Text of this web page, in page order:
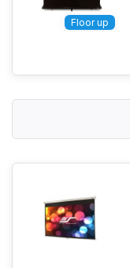
Floor up